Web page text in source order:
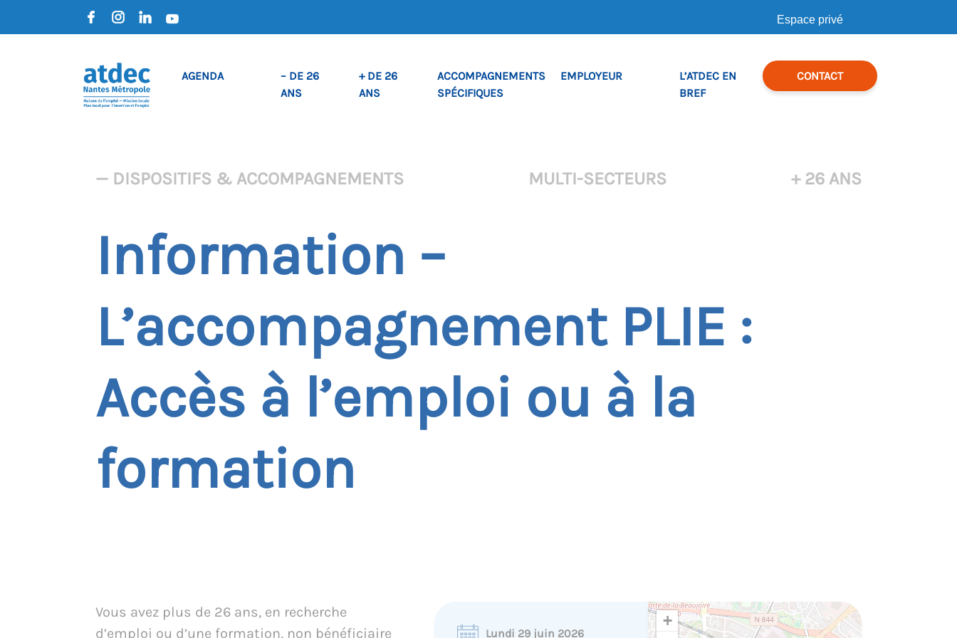
Espace privé
AGENDA
– DE 26
ANS
+ DE 26
ANS
ACCOMPAGNEMENTS
SPÉCIFIQUES
EMPLOYEUR
L’ATDEC EN
BREF
CONTACT
— DISPOSITIFS & ACCOMPAGNEMENTS MULTI-SECTEURS + 26 ANS
Information –
L’accompagnement PLIE :
Accès à l’emploi ou à la
formation
Vous avez plus de 26 ans, en recherche
d’emploi ou d’une formation, non bénéficiaire
Lundi 29 juin 2026
+